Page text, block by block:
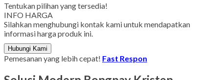
Tentukan pilihan yang tersedia!
INFO HARGA
Silahkan menghubungi kontak kami untuk mendapatkan
informasi harga produk ini.
Hubungi Kami
Pemesanan yang lebih cepat! Fast Respon